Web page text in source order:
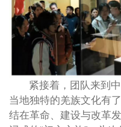
紧接着，团队来到
当地独特的羌族文化有
结在革命、建设与改革